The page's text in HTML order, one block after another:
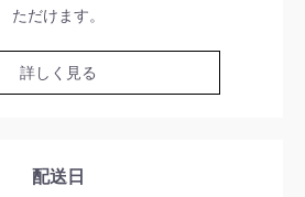
ただけます。
詳しく見る
配送日